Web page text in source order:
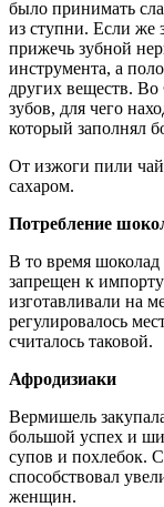
было принимать
из ступни. Если же
прижечь зубной
инструмента, а
других веществ. Во
зубов, для чего
который заполнял
От изжоги пили
сахаром.
Потребление
В то время
запрещен к
изготавливали на
регулировалось
считалось таковой.
Афродизиаки
Вермишель
большой успех и
супов и похлебок.
способствовал
женщин.